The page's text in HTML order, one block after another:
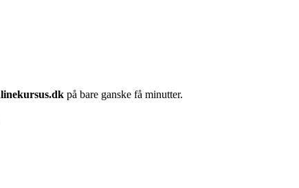
på bare ganske få minutter.